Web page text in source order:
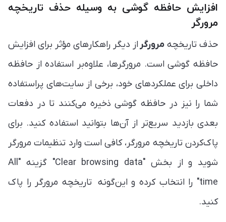
افزایش حافظه گوشی به وسیله ‏حذف تاریخچه
مرورگر
حذف تاریخچه مرورگر از دیگر راهکارهای مؤثر برای افزایش
حافظه گوشی است. مرورگرها، علاوه‌بر استفاده از حافظه
داخلی برای عملکردهای خود، برخی از سایت‌های پراستفاده
شما را نیز در حافظه گوشی ذخیره می‌کنند تا در دفعات
بعدی بازدید سریع‌تر از آن‌ها بتوانید استفاده کنید. برای
پاک‌کردن تاریخچه مرورگر، کافی است وارد تنظیمات مرورگر
شوید و از بخش "Clear browsing data" گزینه "All
time" را انتخاب کرده و این‌گونه تاریخچه مرورگر را پاک
کنید.